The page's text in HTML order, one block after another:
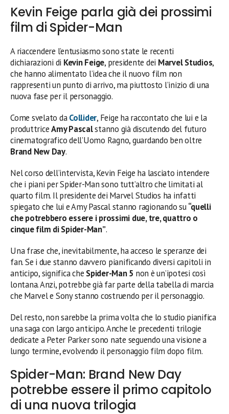
Kevin Feige parla già dei prossimi
film di Spider-Man
A riaccendere l’entusiasmo sono state le recenti
dichiarazioni di Kevin Feige, presidente dei Marvel Studios,
che hanno alimentato l’idea che il nuovo film non
rappresenti un punto di arrivo, ma piuttosto l’inizio di una
nuova fase per il personaggio.
Come svelato daCollider, Feige ha raccontato che lui e la
produttriceAmy Pascalstanno già discutendo del futuro
cinematografico dell’Uomo Ragno, guardando ben oltre
Brand New Day.
Nel corso dell’intervista, Kevin Feige ha lasciato intendere
che i piani per Spider-Man sono tutt’altro che limitati al
quarto film. Il presidente dei Marvel Studios ha infatti
spiegato che lui e Amy Pascal stanno ragionando su“quelli
che potrebbero essere i prossimi due, tre, quattro o
cinque film di Spider-Man”.
Una frase che, inevitabilmente, ha acceso le speranze dei
fan. Se i due stanno davvero pianificando diversi capitoli in
anticipo, significa che Spider-Man 5 non è un’ipotesi così
lontana. Anzi, potrebbe già far parte della tabella di marcia
che Marvel e Sony stanno costruendo per il personaggio.
Del resto, non sarebbe la prima volta che lo studio pianifica
una saga con largo anticipo. Anche le precedenti trilogie
dedicate a Peter Parker sono nate seguendo una visione a
lungo termine, evolvendo il personaggio film dopo film.
Spider-Man: Brand New Day
potrebbe essere il primo capitolo
di una nuova trilogia